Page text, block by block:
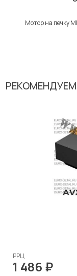
Мотор на печку
РЕКОМЕНДУЕМ
РРЦ
1 486 ₽